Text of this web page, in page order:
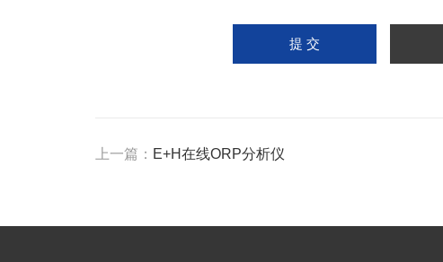
上一篇： E+H在线ORP分析仪